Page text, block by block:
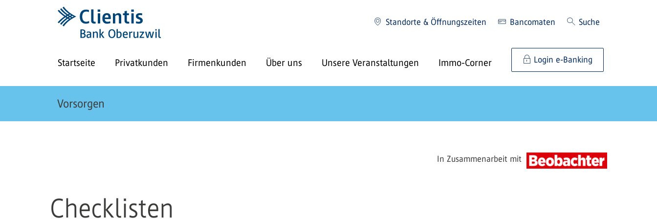
Standorte & Öffnungszeiten Bancomaten Suche
Startseite Privatkunden Firmenkunden Über uns Unsere Veranstaltungen Immo-Corner Login e-Banking
Vorsorgen
In Zusammenarbeit mit
Checklisten